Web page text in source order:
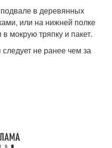
в деревянных
или на нижней полке
мокрую тряпку и пакет.
не ранее чем за